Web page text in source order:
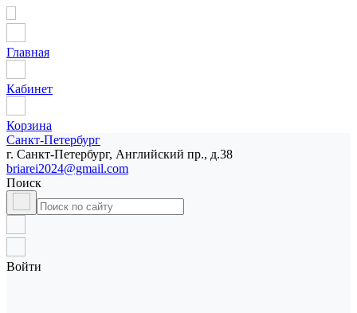
Главная
Кабинет
Корзина
Санкт-Петербург
г. Санкт-Петербург, Английский пр., д.38
briarei2024@gmail.com
Поиск
Войти